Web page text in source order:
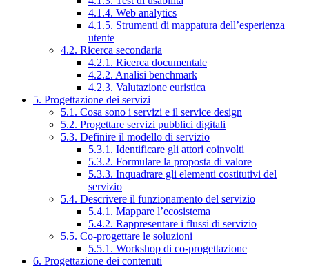
4.1.4. Web analytics
4.1.5. Strumenti di mappatura dell’esperienza
utente
4.2. Ricerca secondaria
4.2.1. Ricerca documentale
4.2.2. Analisi benchmark
4.2.3. Valutazione euristica
5. Progettazione dei servizi
5.1. Cosa sono i servizi e il service design
5.2. Progettare servizi pubblici digitali
5.3. Definire il modello di servizio
5.3.1. Identificare gli attori coinvolti
5.3.2. Formulare la proposta di valore
5.3.3. Inquadrare gli elementi costitutivi del
servizio
5.4. Descrivere il funzionamento del servizio
5.4.1. Mappare l’ecosistema
5.4.2. Rappresentare i flussi di servizio
5.5. Co-progettare le soluzioni
5.5.1. Workshop di co-progettazione
6. Progettazione dei contenuti